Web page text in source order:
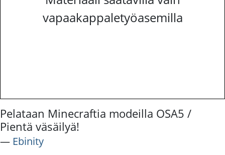
vapaakappaletyöasemilla
Pelataan Minecraftia modeilla OSA5 /
Pientä väsäilyä!
― Ebinity